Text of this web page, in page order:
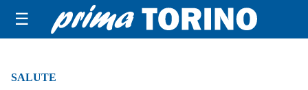
☰
SALUTE